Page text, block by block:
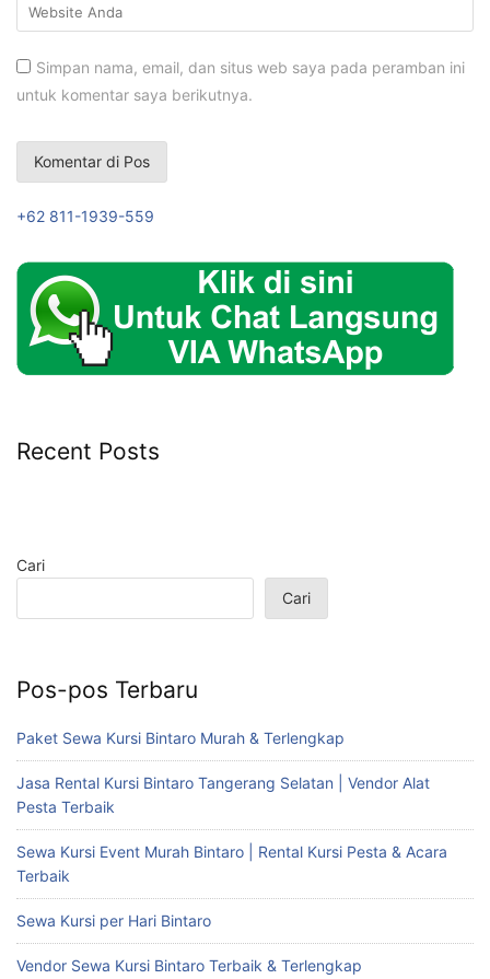
Simpan nama, email, dan situs web saya pada peramban ini
untuk komentar saya berikutnya.
+62 811-1939-559
Recent Posts
Cari
Cari
Pos-pos Terbaru
Paket Sewa Kursi Bintaro Murah & Terlengkap
Jasa Rental Kursi Bintaro Tangerang Selatan | Vendor Alat
Pesta Terbaik
Sewa Kursi Event Murah Bintaro | Rental Kursi Pesta & Acara
Terbaik
Sewa Kursi per Hari Bintaro
Vendor Sewa Kursi Bintaro Terbaik & Terlengkap